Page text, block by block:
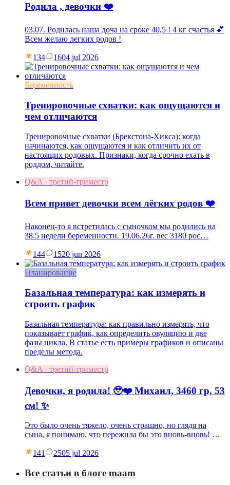
Родила , девочки ❤️
03.07. Родилась наша доча на сроке 40,5 ! 4 кг счастья 💕
Всем желаю легких родов !
134 1604 jul 2026
Беременность
Тренировочные схватки: как ощущаются и
чем отличаются
Тренировочные схватки (Брекстона-Хикса): когда
начинаются, как ощущаются и как отличить их от
настоящих родовых. Признаки, когда срочно ехать в
роддом, читайте.
Q&A · третий-триместр
Всем привет девочки всем лёгких родов ❤️
Наконец-то я встретилась с сыночком мы родились на
38.5 недели беременности. 19.06.26г. вес 3180 рос…
144 1520 jun 2026
Планирование
Базальная температура: как измерять и
строить график
Базальная температура: как правильно измерять, что
показывает график, как определить овуляцию и две
фазы цикла. В статье есть примеры графиков и описаны
пределы метода.
Q&A · третий-триместр
Девочки, я родила! 🥹❤️ Михаил, 3460 гр, 53
см! ✨
Это было очень тяжело, очень страшно, но глядя на
сына, я понимаю, что пережила бы это вновь-вновь! …
141 2505 jul 2026
Все статьи в блоге maam